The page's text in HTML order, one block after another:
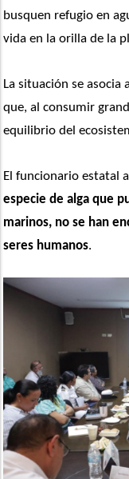
busquen refugio en
vida en la orilla de la
La situación se
que, al consumir
equilibrio del
El funcionario estatal
especie de alga que
marinos, no se han
seres humanos.